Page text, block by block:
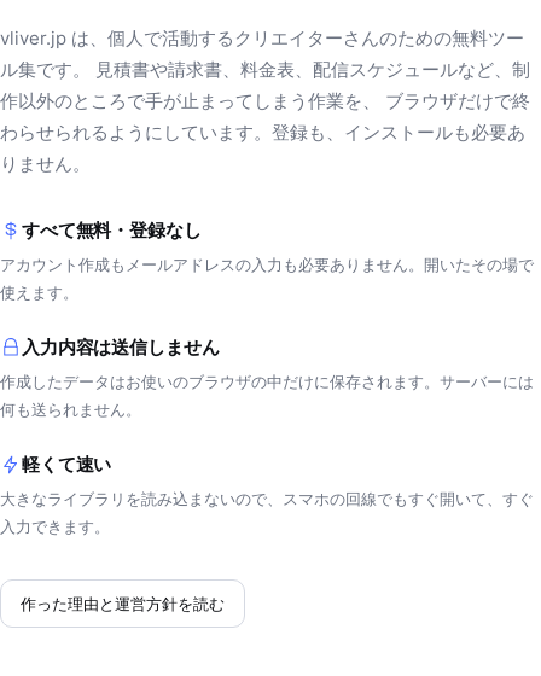
vliver.jp は、個人で活動するクリエイターさんのための無料ツー
ル集です。 見積書や請求書、料金表、配信スケジュールなど、制
作以外のところで手が止まってしまう作業を、 ブラウザだけで終
わらせられるようにしています。登録も、インストールも必要あ
りません。
すべて無料・登録なし
アカウント作成もメールアドレスの入力も必要ありません。開いたその場で
使えます。
入力内容は送信しません
作成したデータはお使いのブラウザの中だけに保存されます。サーバーには
何も送られません。
軽くて速い
大きなライブラリを読み込まないので、スマホの回線でもすぐ開いて、すぐ
入力できます。
作った理由と運営方針を読む